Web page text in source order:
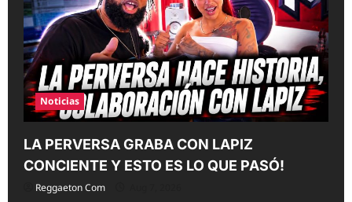
i
o
n
Noticias
LA PERVERSA GRABA CON LAPIZ
CONCIENTE Y ESTO ES LO QUE PASÓ!
Reggaeton Com